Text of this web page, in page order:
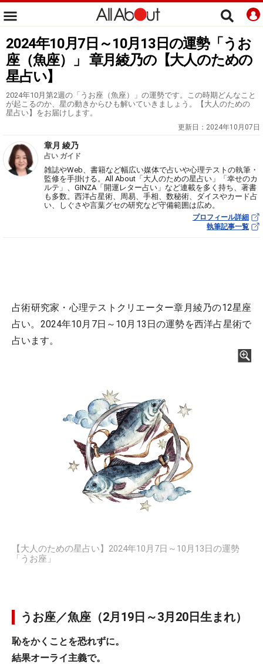
2024年10月7日～10月13日の運勢「うお
座（魚座）」 章月綾乃の【大人のための
星占い】
2024年10月第2週の「うお座（魚座）」の運勢です。この時期どんなこと
が起こるのか、星の動きからひも解いていきましょう。【大人のための
星占い】をお届けします。
更新日： 2024年10月07日
章月 綾乃
占い ガイド
雑誌やWeb、書籍など幅広い媒体で占いや心理テストの執筆・
監修を手掛ける。All About「大人のための星占い」「幸せのカ
ルテ」、GINZA「開運レター占い」など連載を多く持ち、著書
も多数。西洋占星術、周易、手相、数秘術、ダイスやカード占
い、しぐさや言葉グセの研究など守備範囲は広め。
プロフィール詳細
執筆記事一覧
占術研究家・心理テストクリエーター章月綾乃の12星座
占い。2024年10月7日～10月13日の運勢を西洋占星術で
占います。
【大人のための星占い】2024年10月7日～10月13日の運勢
「うお座」
うお座／魚座（2月19日～3月20日生まれ）
恥をかくことを恐れずに。
結果オーライ主義で。